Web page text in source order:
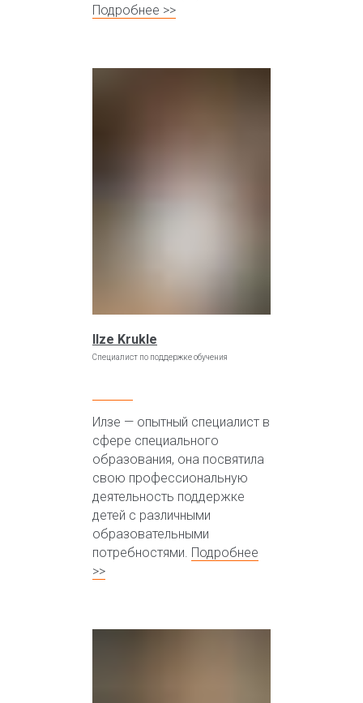
Подробнее >>
Ilze Krukle
Специалист по поддержке обучения
Илзе — опытный специалист в
сфере специального
образования, она посвятила
свою профессиональную
деятельность поддержке
детей с различными
образовательными
потребностями. Подробнее
>>